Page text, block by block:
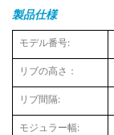
製品仕様
モデル番号:
リブの高さ：
リブ間隔:
モジュラー幅: